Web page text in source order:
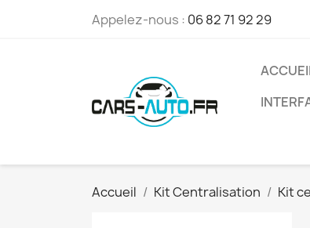
Appelez-nous : 06 82 71 92 29
Accueil Kit Centralisation Kit